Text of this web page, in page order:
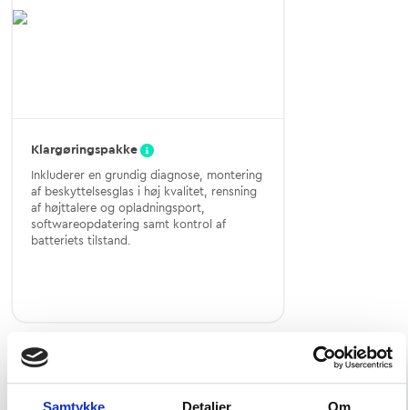
Samtykke Detaljer Om
Klargøringspakke
Inkluderer en grundig diagnose, montering
af beskyttelsesglas i høj kvalitet, rensning
af højttalere og opladningsport,
softwareopdatering samt kontrol af
batteriets tilstand.